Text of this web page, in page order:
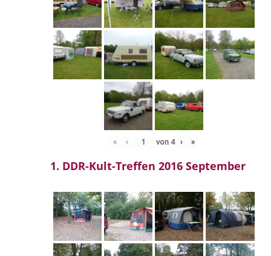
« ‹ von 4 › »
1. DDR-Kult-Treffen 2016 September